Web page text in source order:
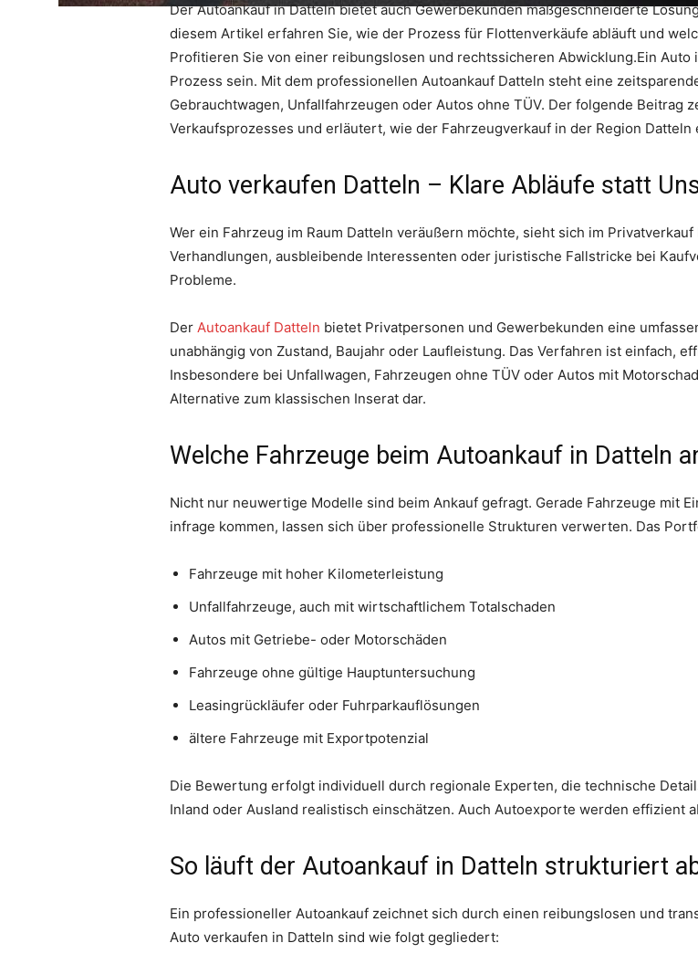
Der Autoankauf in Datteln bietet auch Gewerbekunden maßgeschneiderte
diesem Artikel erfahren Sie, wie der Prozess für Flottenverkäufe abläuft und
Profitieren Sie von einer reibungslosen und rechtssicheren Abwicklung.Ein
Prozess sein. Mit dem professionellen Autoankauf Datteln steht eine
Gebrauchtwagen, Unfallfahrzeugen oder Autos ohne TÜV. Der folgende Beitrag
Verkaufsprozesses und erläutert, wie der Fahrzeugverkauf in der Region Datteln
Auto verkaufen Datteln – Klare Abläufe statt
Wer ein Fahrzeug im Raum Datteln veräußern möchte, sieht sich im
Verhandlungen, ausbleibende Interessenten oder juristische Fallstricke bei
Probleme.
Der Autoankauf Datteln bietet Privatpersonen und Gewerbekunden eine
unabhängig von Zustand, Baujahr oder Laufleistung. Das Verfahren ist einfach,
Insbesondere bei Unfallwagen, Fahrzeugen ohne TÜV oder Autos mit
Alternative zum klassischen Inserat dar.
Welche Fahrzeuge beim Autoankauf in Datteln
Nicht nur neuwertige Modelle sind beim Ankauf gefragt. Gerade Fahrzeuge mit
infrage kommen, lassen sich über professionelle Strukturen verwerten. Das
Fahrzeuge mit hoher Kilometerleistung
Unfallfahrzeuge, auch mit wirtschaftlichem Totalschaden
Autos mit Getriebe- oder Motorschäden
Fahrzeuge ohne gültige Hauptuntersuchung
Leasingrückläufer oder Fuhrparkauflösungen
ältere Fahrzeuge mit Exportpotenzial
Die Bewertung erfolgt individuell durch regionale Experten, die technische
Inland oder Ausland realistisch einschätzen. Auch Autoexporte werden effizient
So läuft der Autoankauf in Datteln strukturiert
Ein professioneller Autoankauf zeichnet sich durch einen reibungslosen und
Auto verkaufen in Datteln sind wie folgt gegliedert: